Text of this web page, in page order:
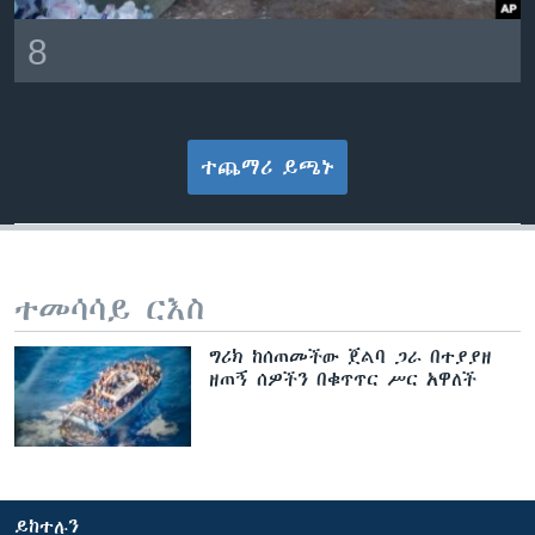
8
ተጨማሪ ይጫኑ
ተመሳሳይ ርእስ
ግሪክ ከሰጠመችው ጀልባ ጋራ በተያያዘ
ዘጠኝ ሰዎችን በቁጥጥር ሥር አዋለች
ይከተሉን